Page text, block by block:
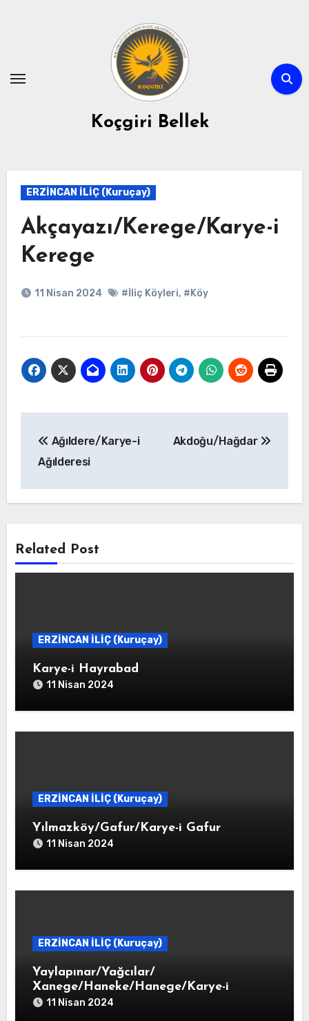
Koçgiri Bellek
ERZİNCAN İLİÇ (Kuruçay)
Akçayazı/Kerege/Karye-i
Kerege
11 Nisan 2024 #İliç Köyleri, #Köy
gezinmesi
Ağıldere/Karye-i
Ağılderesi
Akdoğu/Hağdar
Related Post
ERZİNCAN İLİÇ (Kuruçay)
Karye-i Hayrabad
11 Nisan 2024
ERZİNCAN İLİÇ (Kuruçay)
Yılmazköy/Gafur/Karye-i Gafur
11 Nisan 2024
ERZİNCAN İLİÇ (Kuruçay)
Yaylapınar/Yağcılar/
Xanege/Haneke/Hanege/Karye-i
Haneke
11 Nisan 2024